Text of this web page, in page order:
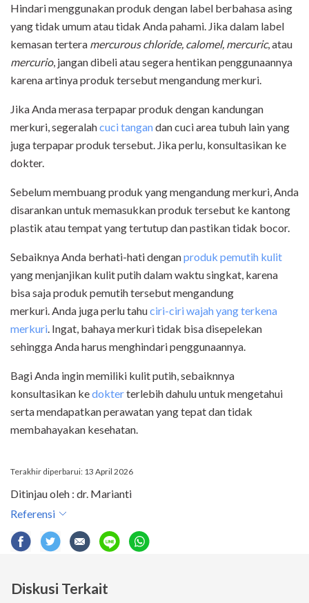
Hindari menggunakan produk dengan label berbahasa asing
yang tidak umum atau tidak Anda pahami. Jika dalam label
kemasan tertera mercurous chloride, calomel, mercuric, atau
mercurio, jangan dibeli atau segera hentikan penggunaannya
karena artinya produk tersebut mengandung merkuri.
Jika Anda merasa terpapar produk dengan kandungan
merkuri, segeralahcuci tangandan cuci area tubuh lain yang
juga terpapar produk tersebut. Jika perlu, konsultasikan ke
dokter.
Sebelum membuang produk yang mengandung merkuri, Anda
disarankan untuk memasukkan produk tersebut ke kantong
plastik atau tempat yang tertutup dan pastikan tidak bocor.
Sebaiknya Anda berhati-hati denganproduk pemutih kulit
yang menjanjikan kulit putih dalam waktu singkat, karena
bisa saja produk pemutih tersebut mengandung
merkuri. Anda juga perlu tahuciri-ciri wajah yang terkena
merkuri . Ingat, bahaya merkuri tidak bisa disepelekan
sehingga Anda harus menghindari penggunaannya.
Bagi Anda ingin memiliki kulit putih, sebaiknnya
konsultasikan kedokterterlebih dahulu untuk mengetahui
serta mendapatkan perawatan yang tepat dan tidak
membahayakan kesehatan.
Terakhir diperbarui: 13 April 2026